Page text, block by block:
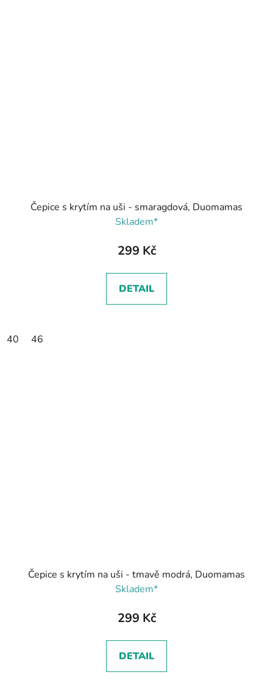
Čepice s krytím na uši - smaragdová, Duomamas
Skladem*
299 Kč
DETAIL
40 46
Čepice s krytím na uši - tmavě modrá, Duomamas
Skladem*
299 Kč
DETAIL